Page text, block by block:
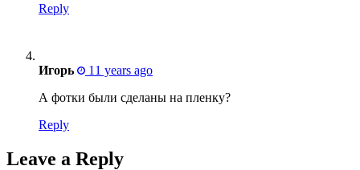
Reply
Игорь
11 years ago
А фотки были сделаны на пленку?
Reply
Leave a Reply